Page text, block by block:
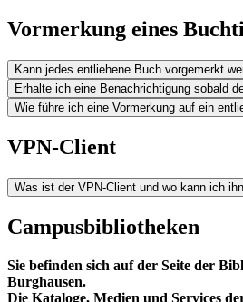
Vormerkung eines
Kann jedes entliehene Buch vorgemerkt
Erhalte ich eine Benachrichtigung sobald
Wie führe ich eine Vormerkung auf ein
VPN-Client
Was ist der VPN-Client und wo kann ich
Campusbibliotheken
Sie befinden sich auf der Seite der
Burghausen.
Die Kataloge, Medien und Services